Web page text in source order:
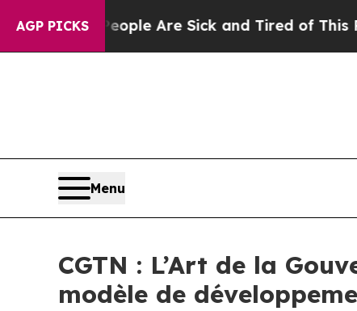
AGP PICKS
“People Are Sick and Tired of This Politics
Menu
CGTN : L’Art de la
modèle de